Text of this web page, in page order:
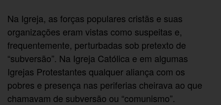
Na Igreja, as forças populares cristãs e suas
organizações eram vistas como suspeitas e,
frequentemente, perturbadas sob pretexto de
“subversão”. Na Igreja Católica e em algumas
Igrejas Protestantes qualquer aliança com os
pobres e presença nas periferias cheirava ao que
chamavam de subversão ou “comunismo”.